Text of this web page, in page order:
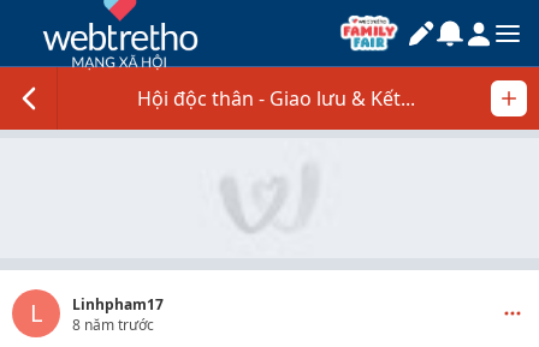
Hội độc thân - Giao lưu & Kết...
L
Linhpham17
8 năm trước